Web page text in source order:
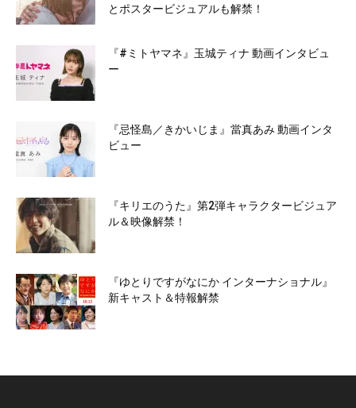
とポスタービジュアルも解禁！
『#ミトヤマネ』玉城ティナ 動画インタビュ
ー
『忌怪島／きかいじま』當真あみ 動画インタ
ビュー
『キリエのうた』第2弾キャラクタービジュア
ル＆映像解禁！
『ゆとりですがなにか インターナショナル』
新キャスト＆特報解禁